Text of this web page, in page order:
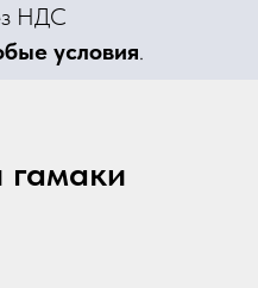
НДС
условия.
гамаки